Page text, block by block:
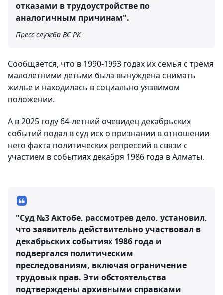
отказами в трудоустройстве по
аналогичным причинам".
Пресс-служба ВС РК
Сообщается, что в 1990-1993 годах их семья с тремя
малолетними детьми была вынуждена снимать
жилье и находилась в социально уязвимом
положении.
А в 2025 году 64-летний очевидец декабрьских
событий подал в суд иск о признании в отношении
него факта политических репрессий в связи с
участием в событиях декабря 1986 года в Алматы.
"Суд №3 Актобе, рассмотрев дело, установил,
что заявитель действительно участвовал в
декабрьских событиях 1986 года и
подвергался политическим
преследованиям, включая ограничение
трудовых прав. Эти обстоятельства
подтверждены архивными справками